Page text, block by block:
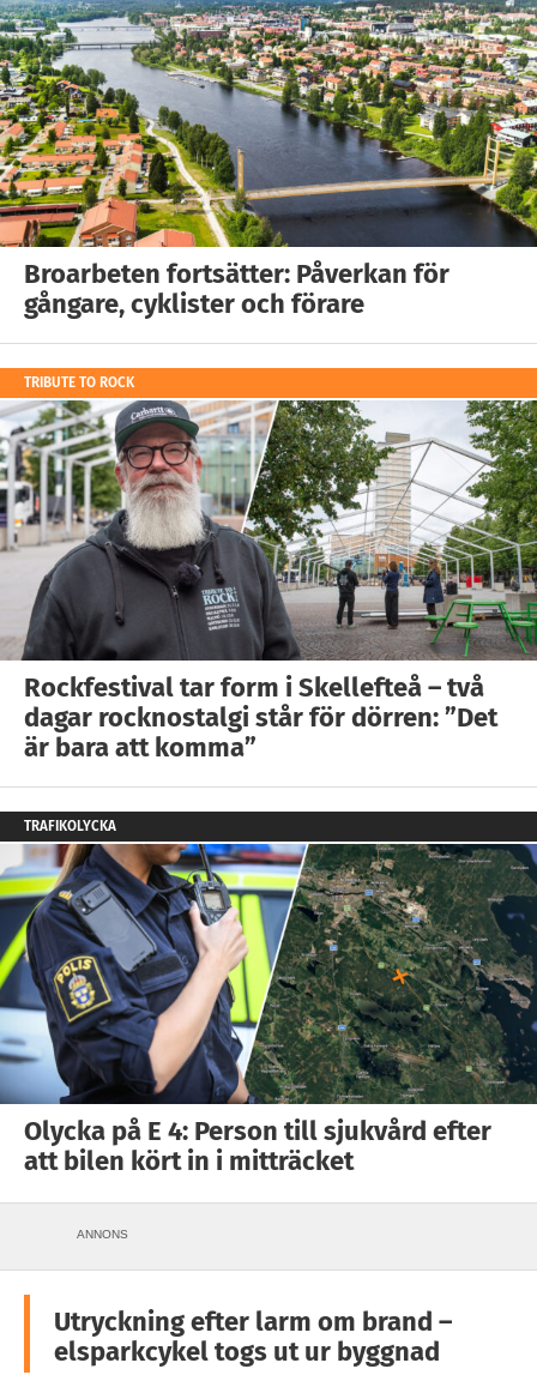
Broarbeten fortsätter: Påverkan för
gångare, cyklister och förare
TRIBUTE TO ROCK
Rockfestival tar form i Skellefteå – två
dagar rocknostalgi står för dörren: ”Det
är bara att komma”
TRAFIKOLYCKA
Olycka på E 4: Person till sjukvård efter
att bilen kört in i mitträcket
ANNONS
Utryckning efter larm om brand –
elsparkcykel togs ut ur byggnad